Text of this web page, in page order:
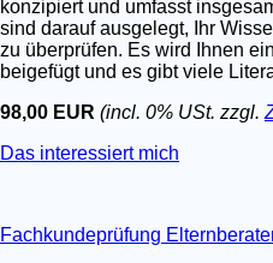
konzipiert und umfasst
sind darauf ausgelegt, Ihr
zu überprüfen. Es wird Ihnen
beigefügt und es gibt viele
98,00 EUR (incl. 0% USt. zzgl.
Das interessiert mich
Fachkundeprüfung